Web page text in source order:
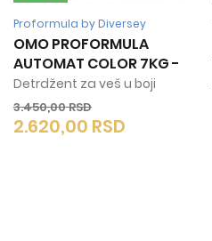
Proformula by Diversey
OMO PROFORMULA
AUTOMAT COLOR 7KG-
Detrdžent za veš u boji
3.450,00RSD
2.620,00 RSD